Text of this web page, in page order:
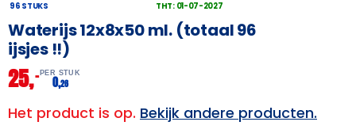
96 STUKS THT: 01-07-2027
Waterijs 12x8x50 ml. (totaal 96
ijsjes !!)
25,– PER STUK
0,26
Het product is op. Bekijk andere producten.